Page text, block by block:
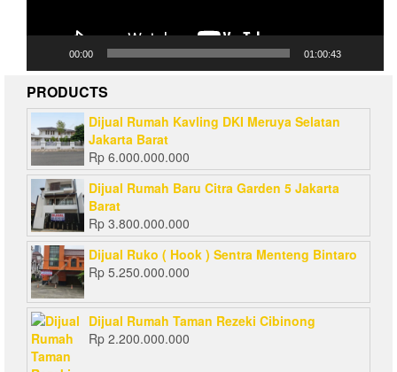
00:00 01:00:43
PRODUCTS
Dijual Rumah Kavling DKI Meruya Selatan
Jakarta Barat
Rp 6.000.000.000
Dijual Rumah Baru Citra Garden 5 Jakarta
Barat
Rp 3.800.000.000
Dijual Ruko ( Hook ) Sentra Menteng Bintaro
Rp 5.250.000.000
Dijual Rumah Taman Rezeki Cibinong
Rp 2.200.000.000